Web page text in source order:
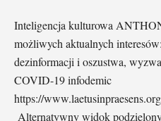
Inteligencja kulturowa
możliwych aktualnych
dezinformacji i oszustwa,
COVID-19 infodemic
https://
Alternatywny widok